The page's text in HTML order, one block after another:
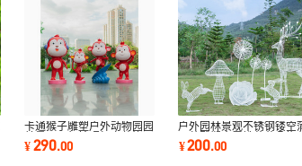
卡通猴子雕塑户外动物园园
林景观网红拍照打卡装饰品
玻璃钢大摆件
¥290.00
户外园林景观不锈钢镂空
公英雕塑金属铁艺花朵梅花
鹿装饰品摆件
¥200.00